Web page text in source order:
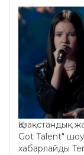
Қазақстандық
Got Talent"
хабарлайды